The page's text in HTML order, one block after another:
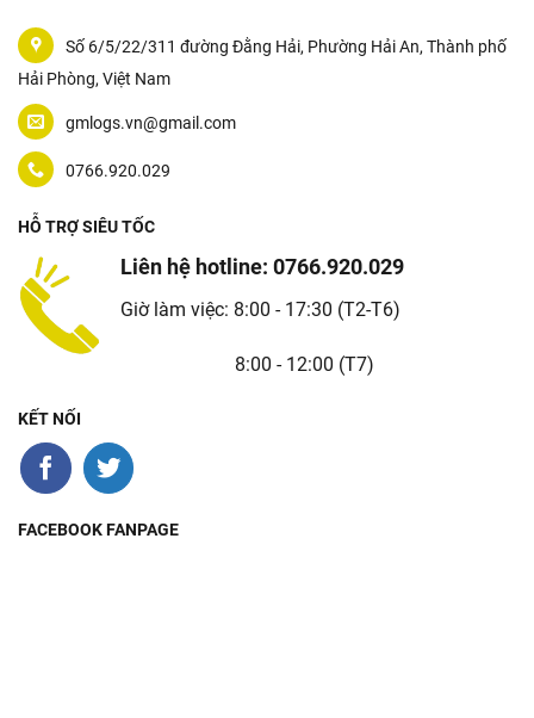
Số 6/5/22/311 đường Đằng Hải, Phường Hải An, Thành phố
Hải Phòng, Việt Nam
gmlogs.vn@gmail.com
0766.920.029
HỖ TRỢ SIÊU TỐC
Liên hệ hotline: 0766.920.029
Giờ làm việc: 8:00 - 17:30 (T2-T6)
8:00 - 12:00 (T7)
KẾT NỐI
FACEBOOK FANPAGE